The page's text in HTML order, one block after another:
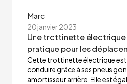
Marc
20 janvier 2023
Une trottinette
pratique pour les
Cette trottinette électrique
conduire grâce à ses pneus
amortisseur arrière. Elle est